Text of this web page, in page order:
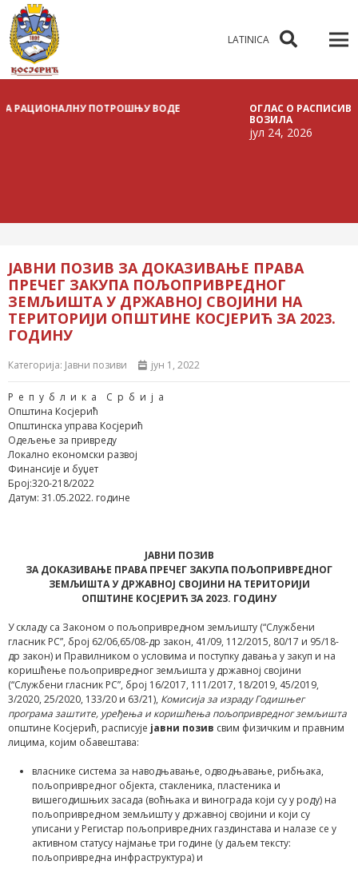
LATINICA
ПОТРОШЊУ ВОДЕ
ОГЛАС О РАСПИСИВАЊУ ЈАВНЕ
јул 24, 2026
ЈАВНИ ПОЗИВ ЗА ДОКАЗИВАЊЕ ПРАВА
ПРЕЧЕГ ЗАКУПА ПОЉОПРИВРЕДНОГ
ЗЕМЉИШТА У ДРЖАВНОЈ СВОЈИНИ НА
ТЕРИТОРИЈИ ОПШТИНЕ КОСЈЕРИЋ ЗА 2023.
ГОДИНУ
Категорија: Јавни позиви јун 1, 2022
Р е п у б л и к а С р б и ј а
Општина Косјерић
Општинска управа Косјерић
Одељење за привреду
Локално економски развој
Финансије и буџет
Број:320-218/2022
Датум: 31.05.2022. године
ЈАВНИ ПОЗИВ
ЗА ДОКАЗИВАЊЕ ПРАВА ПРЕЧЕГ ЗАКУПА ПОЉОПРИВРЕДНОГ
ЗЕМЉИШТА У ДРЖАВНОЈ СВОЈИНИ НА ТЕРИТОРИЈИ
ОПШТИНЕ КОСЈЕРИЋ ЗА 2023. ГОДИНУ
У складу са Законом о пољопривредном земљишту (“Службени
гласник РС”, број 62/06,65/08-др закон, 41/09, 112/2015, 80/17 и 95/18-
др закон) и Правилником о условима и поступку давања у закуп и на
коришћење пољопривредног земљишта у државној својини
(“Службени гласник РС”, број 16/2017, 111/2017, 18/2019, 45/2019,
3/2020, 25/2020, 133/20 и 63/21), Комисија за израду Годишњег
програма заштите, уређења и коришћења пољопривредног земљишта
општине Косјерић, расписује јавни позив свим физичким и правним
лицима, којим обавештава:
власнике система за наводњавање, одводњавање, рибњака,
пољопривредног објекта, стакленика, пластеника и
вишегодишњих засада (воћњака и винограда који су у роду) на
пољопривредном земљишту у државној својини и који су
уписани у Регистар пољопривредних газдинстава и налазе се у
активном статусу најмање три године (у даљем тексту:
пољопривредна инфраструктура) и